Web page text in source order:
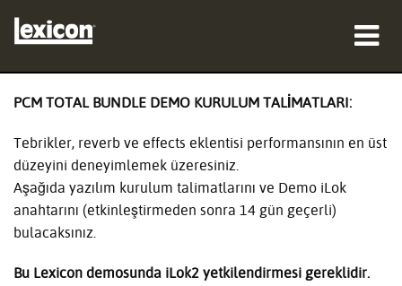
nereden satın alınır
profesyoneller
Vaka çalışmaları
PCM TOTAL BUNDLE DEMO KURULUM TALİMATLARI:
Tebrikler, reverb ve effects eklentisi performansının en üst
düzeyini deneyimlemek üzeresiniz.
Aşağıda yazılım kurulum talimatlarını ve Demo iLok
anahtarını (etkinleştirmeden sonra 14 gün geçerli)
bulacaksınız.
Bu Lexicon demosunda iLok2 yetkilendirmesi gereklidir.